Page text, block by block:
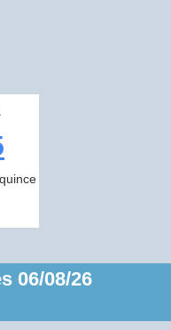
06/08/26